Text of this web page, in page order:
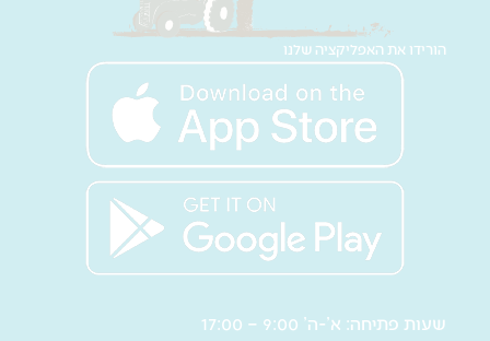
הורידו את האפליקציה שלנו
שעות פתיחה: א’-ה’ 9:00 – 17:00